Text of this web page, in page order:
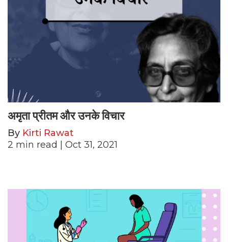
अमृता प्रीतम और उनके विचार
By Kirti Rawat
2 min read | Oct 31, 2021